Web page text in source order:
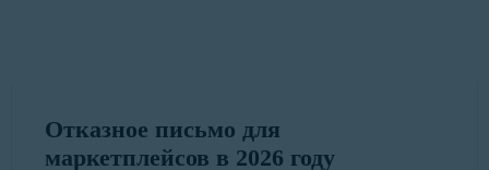
Отказное письмо для
маркетплейсов в 2026 году